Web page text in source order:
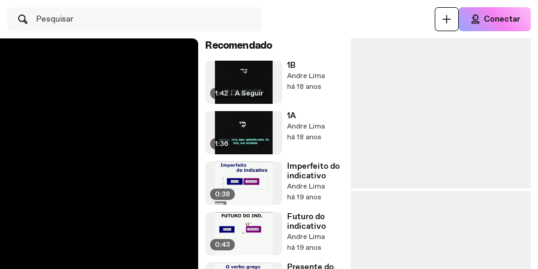
Pesquisar Conectar
Recomendado
1:42 | A Seguir
1B
Andre Lima
há 18 anos
1:36
1A
Andre Lima
há 18 anos
0:38
Imperfeito do
indicativo
Andre Lima
há 19 anos
0:43
Futuro do
indicativo
Andre Lima
há 19 anos